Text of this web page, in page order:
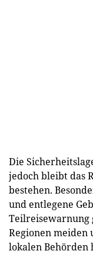
Die
jedoch bleibt das
bestehen.
und entlegene
Teilreisewarnung
Regionen meiden
lokalen Behörden